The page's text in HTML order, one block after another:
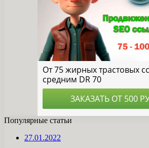
Популярные статьи
27.01.2022